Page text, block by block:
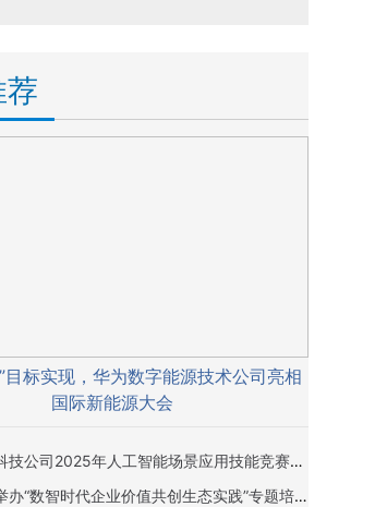
目标实现，华为数字能源技术公司亮相
国际新能源大会
国能数智科技公司2025年人工智能场景应用技能竞赛决赛圆满落幕
中国西电举办“数智时代企业价值共创生态实践”专题培训